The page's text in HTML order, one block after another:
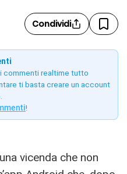
Condividi
commenti realtime tutto
ti basta creare un account
!
vicenda che non